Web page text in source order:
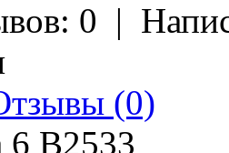
0 |
(0)
6 В2533